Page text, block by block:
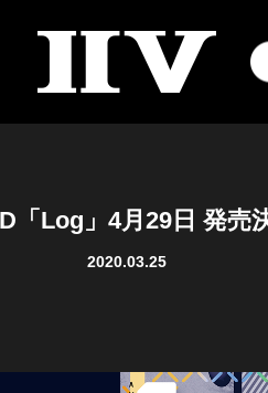
II
「Log」4月29日 発売
2020.03.25